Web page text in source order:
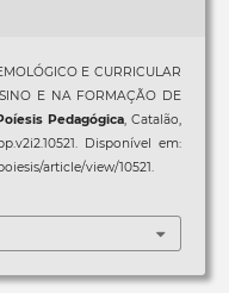
E CURRICULAR
E NA FORMAÇÃO DE
Pedagógica, Catalão,
Disponível em:
article/view/10521.